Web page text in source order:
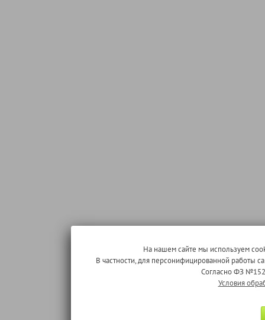
На нашем сайте мы используем
В частности, для персонифицированной работы
Согласно ФЗ
Условия